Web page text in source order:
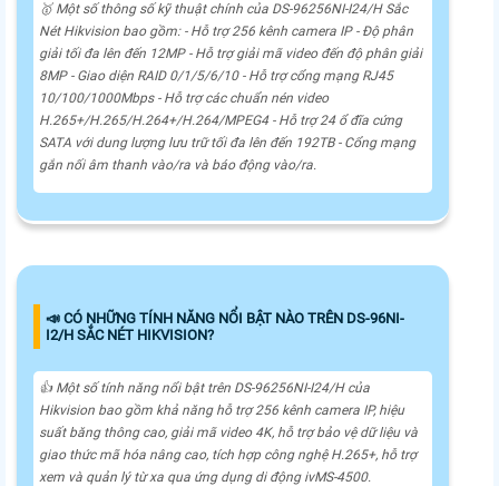
🥇 Một số thông số kỹ thuật chính của DS-96256NI-I24/H Sắc
Nét Hikvision bao gồm: - Hỗ trợ 256 kênh camera IP - Độ phân
giải tối đa lên đến 12MP - Hỗ trợ giải mã video đến độ phân giải
8MP - Giao diện RAID 0/1/5/6/10 - Hỗ trợ cổng mạng RJ45
10/100/1000Mbps - Hỗ trợ các chuẩn nén video
H.265+/H.265/H.264+/H.264/MPEG4 - Hỗ trợ 24 ổ đĩa cứng
SATA với dung lượng lưu trữ tối đa lên đến 192TB - Cổng mạng
gắn nối âm thanh vào/ra và báo động vào/ra.
📣 CÓ NHỮNG TÍNH NĂNG NỔI BẬT NÀO TRÊN DS-96NI-
I2/H SẮC NÉT HIKVISION?
👍 Một số tính năng nổi bật trên DS-96256NI-I24/H của
Hikvision bao gồm khả năng hỗ trợ 256 kênh camera IP, hiệu
suất băng thông cao, giải mã video 4K, hỗ trợ bảo vệ dữ liệu và
giao thức mã hóa nâng cao, tích hợp công nghệ H.265+, hỗ trợ
xem và quản lý từ xa qua ứng dụng di động ivMS-4500.